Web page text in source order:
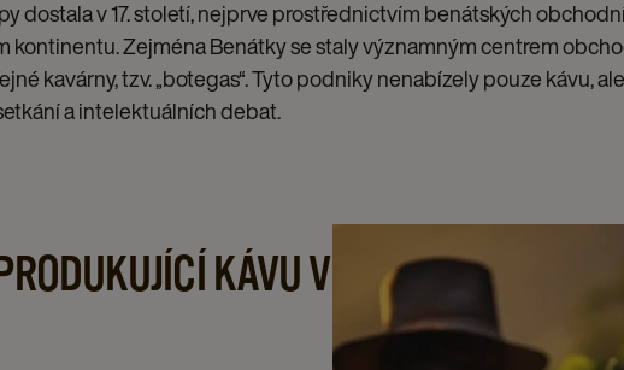
dostala v 17. století, nejprve prostřednictvím benátských
kontinentu. Zejména Benátky se staly významným centrem
kavárny, tzv. „botegas“. Tyto podniky nenabízely pouze kávu,
a intelektuálních debat.
KÁVU V